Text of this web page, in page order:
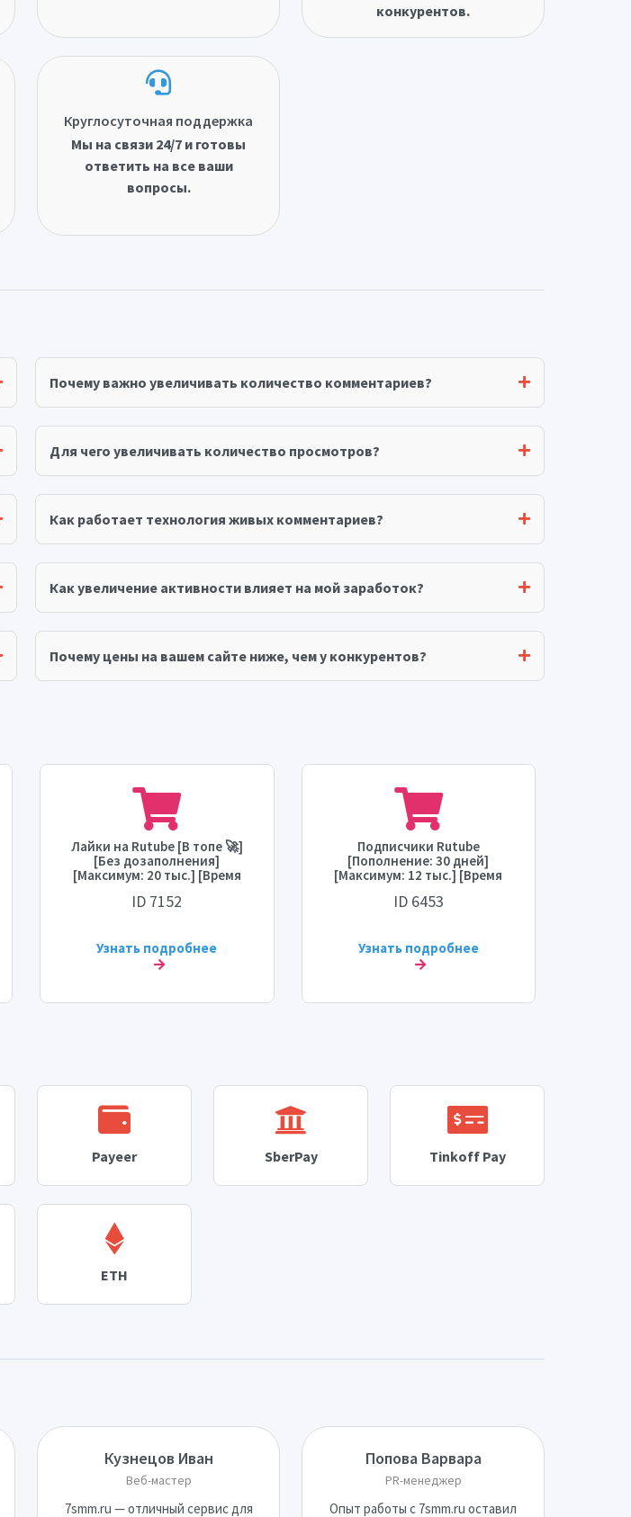
конкурентов.
Круглосуточная поддержка
Мы на связи 24/7 и готовы
ответить на все ваши
вопросы.
Почему важно увеличивать количество комментариев?
Для чего увеличивать количество просмотров?
Как работает технология живых комментариев?
Как увеличение активности влияет на мой заработок?
Почему цены на вашем сайте ниже, чем у конкурентов?
Лайки на Rutube [В топе 🚀]
[Без дозаполнения]
[Максимум: 20 тыс.] [Время
старта: 0-1 час] [Скорость: 1
тыс./день]
ID 7152
Узнать подробнее
Подписчики Rutube
[Пополнение: 30 дней]
[Максимум: 12 тыс.] [Время
старта: 1 час] [Скорость: 1
тыс./день]
ID 6453
Узнать подробнее
Payeer SberPay Tinkoff Pay
ETH
Кузнецов Иван
Веб-мастер
7smm.ru — отличный сервис для
Попова Варвара
PR-менеджер
Опыт работы с 7smm.ru оставил